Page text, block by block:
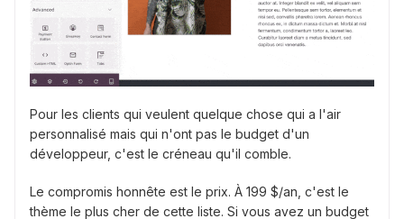
Pour les clients qui veulent quelque chose qui a l'air
personnalisé mais qui n'ont pas le budget d'un
développeur, c'est le créneau qu'il comble.
Le compromis honnête est le prix. À 199 $/an, c'est le
thème le plus cher de cette liste. Si vous avez un budget